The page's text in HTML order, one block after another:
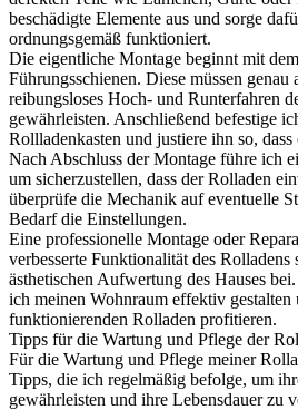
beschädigte Elemente aus und sorge
ordnungsgemäß funktioniert.
Die eigentliche Montage beginnt mit
Führungsschienen. Diese müssen genau
reibungsloses Hoch- und Runterfahren
gewährleisten. Anschließend befestige
Rollladenkasten und justiere ihn so,
Nach Abschluss der Montage führe ich
um sicherzustellen, dass der Rolladen
überprüfe die Mechanik auf eventuelle
Bedarf die Einstellungen.
Eine professionelle Montage oder
verbesserte Funktionalität des Rolladens
ästhetischen Aufwertung des Hauses
ich meinen Wohnraum effektiv gestalten
funktionierenden Rolladen profitieren.
Tipps für die Wartung und Pflege der
Für die Wartung und Pflege meiner
Tipps, die ich regelmäßig befolge, um
gewährleisten und ihre Lebensdauer zu